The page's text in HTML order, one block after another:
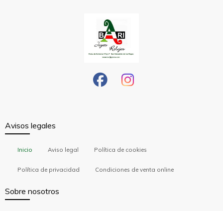
Avisos legales
Inicio Aviso legal Política de cookies
Política de privacidad Condiciones de venta online
Sobre nosotros